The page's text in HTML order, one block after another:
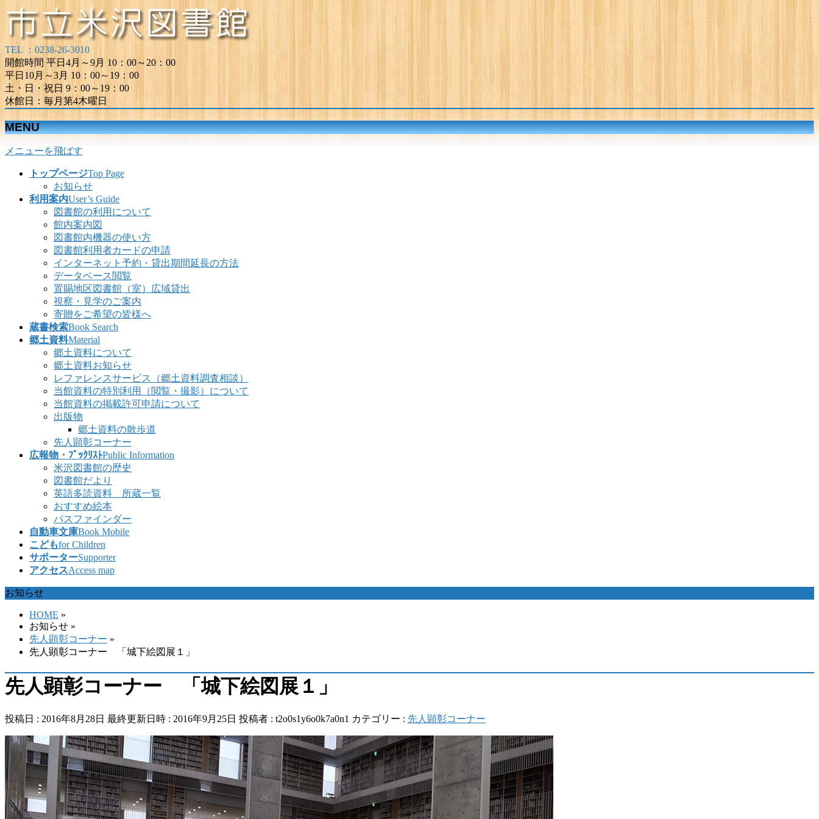
TEL ：0238-26-3010
開館時間 平日4月～9月 10：00～20：00
平日10月～3月 10：00～19：00
土・日・祝日 9：00～19：00
休館日：毎月第4木曜日
MENU
メニューを飛ばす
トップページTop Page
お知らせ
利用案内User’s Guide
図書館の利用について
館内案内図
図書館内機器の使い方
図書館利用者カードの申請
インターネット予約・貸出期間延長の方法
データベース閲覧
置賜地区図書館（室）広域貸出
視察・見学のご案内
寄贈をご希望の皆様へ
蔵書検索Book Search
郷土資料Material
郷土資料について
郷土資料お知らせ
レファレンスサービス（郷土資料調査相談）
当館資料の特別利用（閲覧・撮影）について
当館資料の掲載許可申請について
出版物
郷土資料の散歩道
先人顕彰コーナー
広報物・ﾌﾞｯｸﾘｽﾄPublic Information
米沢図書館の歴史
図書館だより
英語多読資料 所蔵一覧
おすすめ絵本
パスファインダー
自動車文庫Book Mobile
こどもfor Children
サポーターSupporter
アクセスAccess map
お知らせ
HOME »
お知らせ »
先人顕彰コーナー »
先人顕彰コーナー 「城下絵図展１」
先人顕彰コーナー 「城下絵図展１」
投稿日 : 2016年8月28日 最終更新日時 : 2016年9月25日 投稿者 : t2o0s1y6o0k7a0n1 カテゴリー : 先人顕彰コーナー